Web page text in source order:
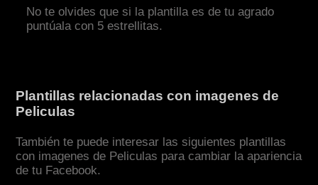
No te olvides que si la plantilla es de tu agrado
puntúala con 5 estrellitas.
Plantillas relacionadas con imagenes de
Peliculas
También te puede interesar las siguientes plantillas
con imagenes de Peliculas para cambiar la apariencia
de tu Facebook.